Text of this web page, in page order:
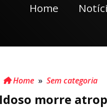
Home
Home » Sem categoria
Idoso morre